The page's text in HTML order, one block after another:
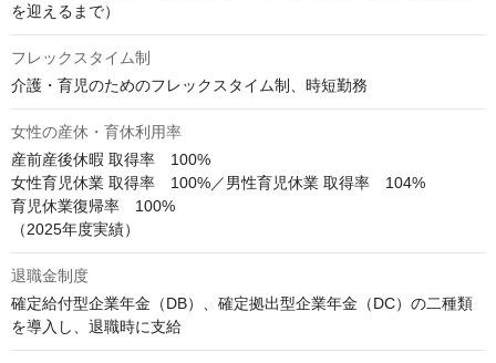
を迎えるまで）
フレックスタイム制
介護・育児のためのフレックスタイム制、時短勤務
女性の産休・育休利用率
産前産後休暇 取得率　100%
女性育児休業 取得率　100%／男性育児休業 取得率　104%
育児休業復帰率　100%
退職金制度
確定給付型企業年金（DB）、確定拠出型企業年金（DC）の二種類
を導入し、退職時に支給